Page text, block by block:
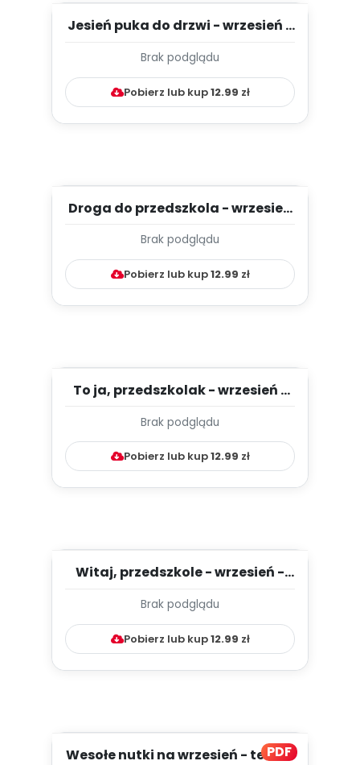
Jesień puka do drzwi - wrzesień -
Brak podglądu
Pobierz lub kup12.99 zł
Droga do przedszkola - wrzesień
Brak podglądu
Pobierz lub kup12.99 zł
To ja, przedszkolak - wrzesień -
Brak podglądu
Pobierz lub kup12.99 zł
Witaj, przedszkole - wrzesień -
Brak podglądu
Pobierz lub kup12.99 zł
PDF
Wesołe nutki na wrzesień - teksty